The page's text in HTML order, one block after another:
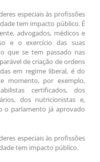
especiais às profissões
tem impacto público. É
advogados, médicos e
e o exercício das suas
que se tem passado nas
de criação de ordens
em regime liberal, é do
momento, por exemplo,
certificados, dos
dos nutricionistas e,
o parlamento já aprovado
especiais às profissões
tem impacto público.